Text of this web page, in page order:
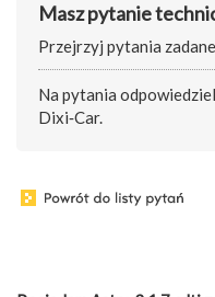
Masz pytanie
Przejrzyj pytania
Na pytania
Dixi‑Car.